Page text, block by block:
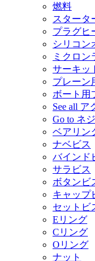
燃料
スタータ
プラグヒ
シリコン
ミクロン
サーキッ
プレーン
ボート用
See all ア
Go to ネ
ベアリン
ナベビス
バインド
サラビス
ボタンビ
キャップ
セットビ
Eリング
Cリング
Oリング
ナット